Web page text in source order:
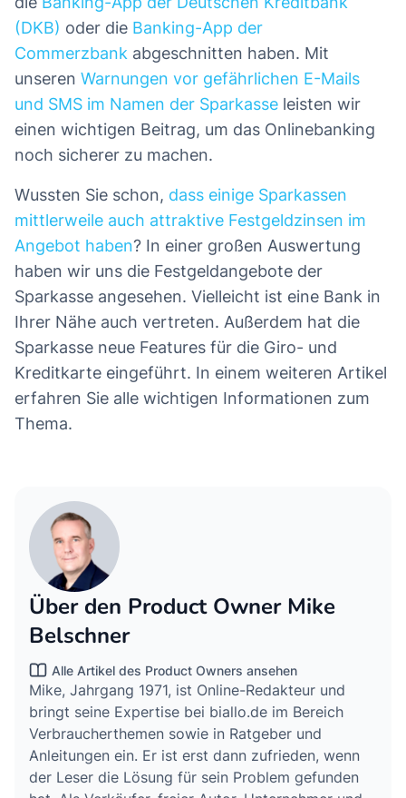
(DKB) oder die Banking-App der
Commerzbank abgeschnitten haben. Mit
unseren Warnungen vor gefährlichen E-Mails
und SMS im Namen der Sparkasse leisten wir
einen wichtigen Beitrag, um das Onlinebanking
noch sicherer zu machen.
Wussten Sie schon, dass einige Sparkassen
mittlerweile auch attraktive Festgeldzinsen im
Angebot haben? In einer großen Auswertung
haben wir uns die Festgeldangebote der
Sparkasse angesehen. Vielleicht ist eine Bank in
Ihrer Nähe auch vertreten. Außerdem hat die
Sparkasse neue Features für die Giro- und
Kreditkarte eingeführt. In einem weiteren Artikel
erfahren Sie alle wichtigen Informationen zum
Thema.
Über den Product Owner Mike
Belschner
Alle Artikel des Product Owners ansehen
Mike, Jahrgang 1971, ist Online-Redakteur und
bringt seine Expertise bei biallo.de im Bereich
Verbraucherthemen sowie in Ratgeber und
Anleitungen ein. Er ist erst dann zufrieden, wenn
der Leser die Lösung für sein Problem gefunden